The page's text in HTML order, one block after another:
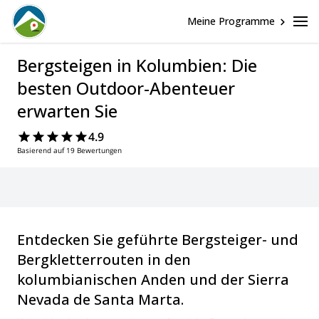
Meine Programme
Bergsteigen in Kolumbien: Die
besten Outdoor-Abenteuer
erwarten Sie
4.9
Basierend auf 19 Bewertungen
Entdecken Sie geführte Bergsteiger- und
Bergkletterrouten in den
kolumbianischen Anden und der Sierra
Nevada de Santa Marta.